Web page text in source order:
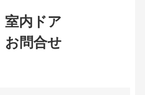
室内ドア
お問合せ